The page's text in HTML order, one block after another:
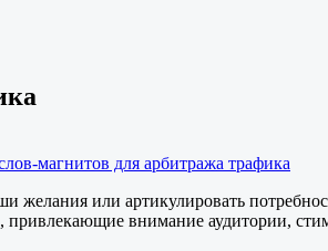
магнитов для арбитража трафика
желания или артикулировать
внимание аудитории,